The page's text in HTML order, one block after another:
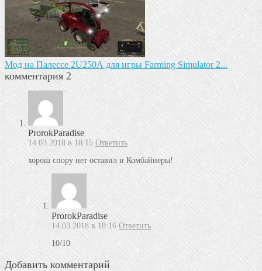
Мод на Палессе 2U250А для игры Farming Simulator 2...
комментария 2
ProrokParadise
14.03.2018 в 18:15 Ответить
хорош спору нет оставил и Комбайнеры!
ProrokParadise
14.03.2018 в 18:16 Ответить
10/10
Добавить комментарий